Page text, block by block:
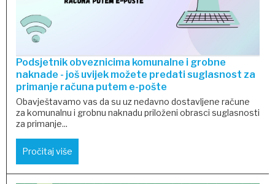
Podsjetnik obveznicima komunalne i grobne
naknade - još uvijek možete predati suglasnost za
primanje računa putem e-pošte
Obavještavamo vas da su uz nedavno dostavljene račune
za komunalnu i grobnu naknadu priloženi obrasci suglasnosti
za primanje...
Pročitaj više